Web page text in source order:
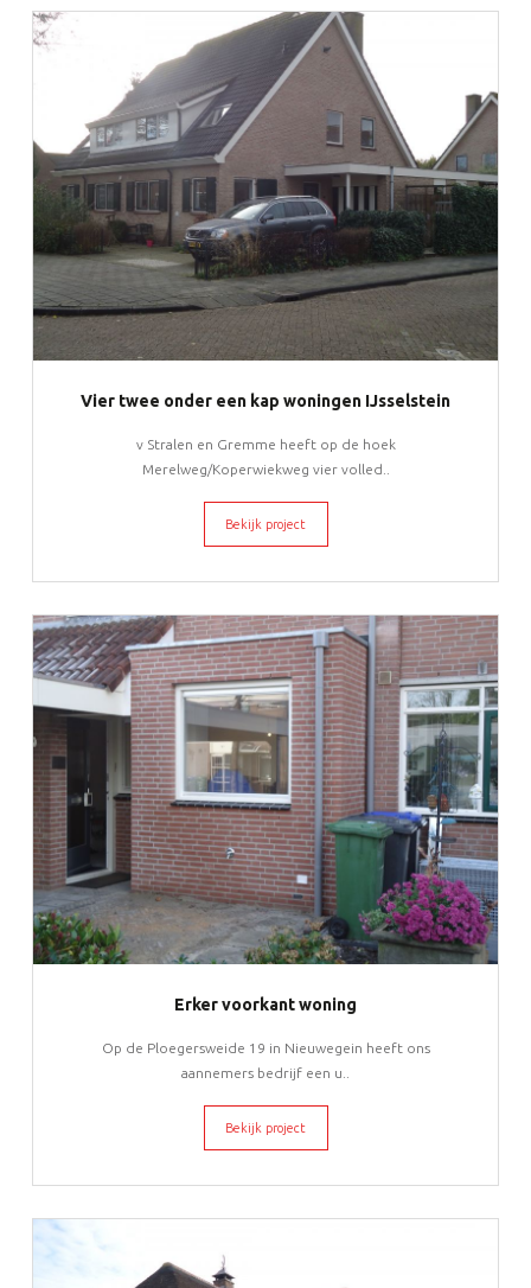
Vier twee onder een kap woningen IJsselstein
v Stralen en Gremme heeft op de hoek
Merelweg/Koperwiekweg vier volled..
Bekijk project
Erker voorkant woning
Op de Ploegersweide 19 in Nieuwegein heeft ons
aannemers bedrijf een u..
Bekijk project